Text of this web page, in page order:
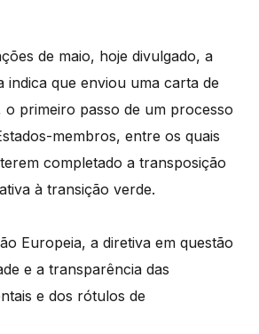
de maio, hoje divulgado, a
indica que enviou uma carta de
primeiro passo de um processo
membros, entre os quais
completado a transposição
à transição verde.
Europeia, a diretiva em questão
e a transparência das
e dos rótulos de